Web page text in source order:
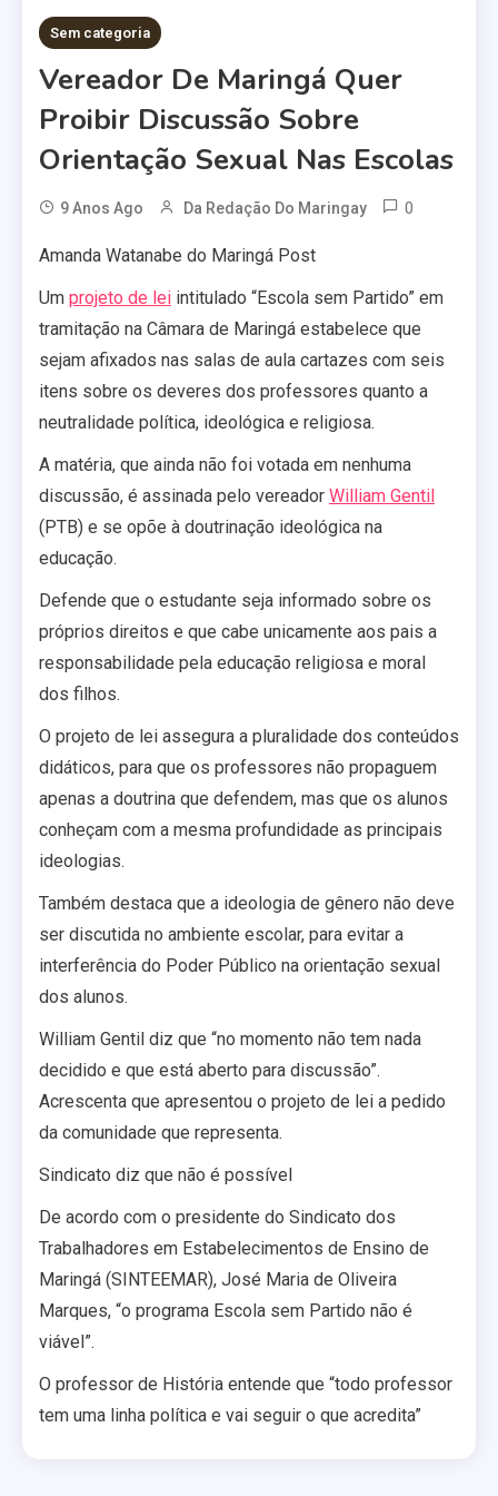
Sem categoria
Vereador De Maringá Quer
Proibir Discussão Sobre
Orientação Sexual Nas Escolas
9 Anos Ago Da Redação Do Maringay 0
Amanda Watanabe do Maringá Post
Um projeto de lei intitulado “Escola sem Partido” em
tramitação na Câmara de Maringá estabelece que
sejam afixados nas salas de aula cartazes com seis
itens sobre os deveres dos professores quanto a
neutralidade política, ideológica e religiosa.
A matéria, que ainda não foi votada em nenhuma
discussão, é assinada pelo vereador William Gentil
(PTB) e se opõe à doutrinação ideológica na
educação.
Defende que o estudante seja informado sobre os
próprios direitos e que cabe unicamente aos pais a
responsabilidade pela educação religiosa e moral
dos filhos.
O projeto de lei assegura a pluralidade dos conteúdos
didáticos, para que os professores não propaguem
apenas a doutrina que defendem, mas que os alunos
conheçam com a mesma profundidade as principais
ideologias.
Também destaca que a ideologia de gênero não deve
ser discutida no ambiente escolar, para evitar a
interferência do Poder Público na orientação sexual
dos alunos.
William Gentil diz que “no momento não tem nada
decidido e que está aberto para discussão”.
Acrescenta que apresentou o projeto de lei a pedido
da comunidade que representa.
Sindicato diz que não é possível
De acordo com o presidente do Sindicato dos
Trabalhadores em Estabelecimentos de Ensino de
Maringá (SINTEEMAR), José Maria de Oliveira
Marques, “o programa Escola sem Partido não é
viável”.
O professor de História entende que “todo professor
tem uma linha política e vai seguir o que acredita”